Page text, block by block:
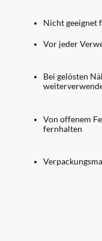
Nicht geeignet
Vor jeder
Bei gelösten
Von offenem
fernhalten